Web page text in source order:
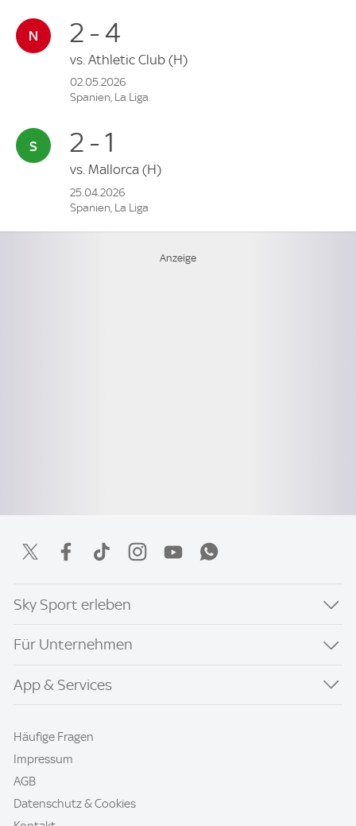
2 - 4
vs. Athletic Club (H)
02.05.2026
Spanien, La Liga
2 - 1
vs. Mallorca (H)
25.04.2026
Spanien, La Liga
Sky Sport erleben
Für Unternehmen
App & Services
Häufige Fragen
Impressum
AGB
Datenschutz & Cookies